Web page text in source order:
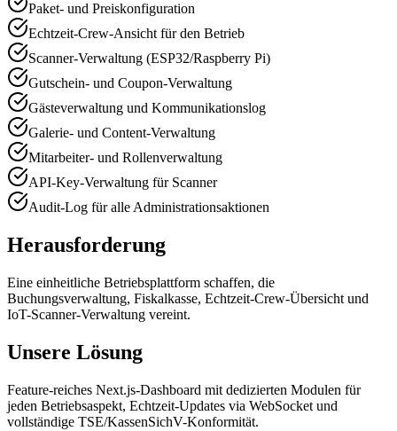
Paket- und Preiskonfiguration
Echtzeit-Crew-Ansicht für den Betrieb
Scanner-Verwaltung (ESP32/Raspberry Pi)
Gutschein- und Coupon-Verwaltung
Gästeverwaltung und Kommunikationslog
Galerie- und Content-Verwaltung
Mitarbeiter- und Rollenverwaltung
API-Key-Verwaltung für Scanner
Audit-Log für alle Administrationsaktionen
Herausforderung
Eine einheitliche Betriebsplattform schaffen, die
Buchungsverwaltung, Fiskalkasse, Echtzeit-Crew-Übersicht und
IoT-Scanner-Verwaltung vereint.
Unsere Lösung
Feature-reiches Next.js-Dashboard mit dedizierten Modulen für
jeden Betriebsaspekt, Echtzeit-Updates via WebSocket und
vollständige TSE/KassenSichV-Konformität.